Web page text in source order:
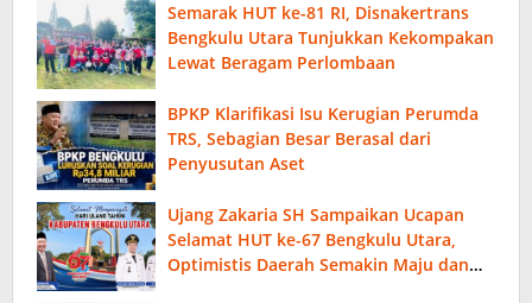
Semarak HUT ke-81 RI, Disnakertrans
Bengkulu Utara Tunjukkan Kekompakan
Lewat Beragam Perlombaan
BPKP Klarifikasi Isu Kerugian Perumda
TRS, Sebagian Besar Berasal dari
Penyusutan Aset
Ujang Zakaria SH Sampaikan Ucapan
Selamat HUT ke-67 Bengkulu Utara,
Optimistis Daerah Semakin Maju dan